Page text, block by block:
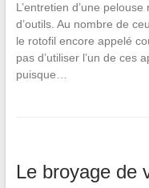
L’entretien d’une
d’outils. Au nombre de
le rotofil encore appelé
pas d’utiliser l’un de ces
puisque…
Le broyage de